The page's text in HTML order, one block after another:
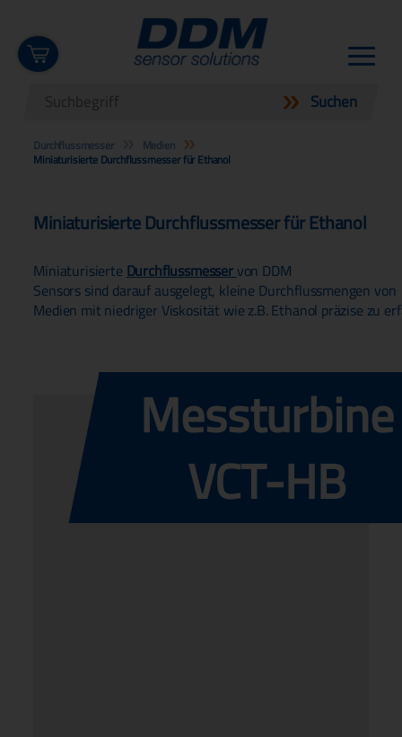
Durchflussmesser Medien
Miniaturisierte Durchflussmesser für Ethanol
Miniaturisierte Durchflussmesser für Ethanol
MiniaturisierteDurchflussmesservon DDM
Sensors sind darauf ausgelegt, kleine Durchflussmengen von
Medien mit niedriger Viskosität wie z.B. Ethanol präzise zu
Messturbine
VCT-HB